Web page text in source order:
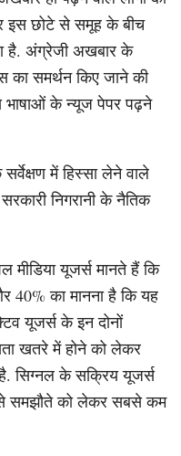
छोटे से समूह के बीच
है. अंग्रेजी अखबार के
का समर्थन किए जाने की
भाषाओं के न्यूज पेपर पढ़ने
सर्वेक्षण में हिस्सा लेने वाले
निगरानी के नैतिक
मीडिया यूजर्स मानते हैं कि
40% का मानना है कि यह
यूजर्स के इन दोनों
खतरे में होने को लेकर
सिग्नल के सक्रिय यूजर्स
से समझौते को लेकर सबसे कम